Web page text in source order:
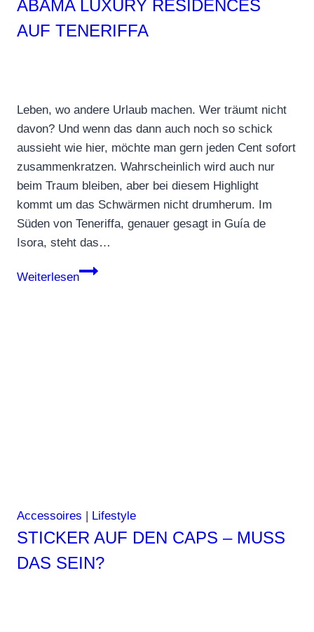
ABAMA LUXURY RESIDENCES
AUF TENERIFFA
Leben, wo andere Urlaub machen. Wer träumt nicht
davon? Und wenn das dann auch noch so schick
aussieht wie hier, möchte man gern jeden Cent sofort
zusammenkratzen. Wahrscheinlich wird auch nur
beim Traum bleiben, aber bei diesem Highlight
kommt um das Schwärmen nicht drumherum. Im
Süden von Teneriffa, genauer gesagt in Guía de
Isora, steht das…
Weiterlesen
Abama
Accessoires | Lifestyle
STICKER AUF DEN CAPS – MUSS
DAS SEIN?